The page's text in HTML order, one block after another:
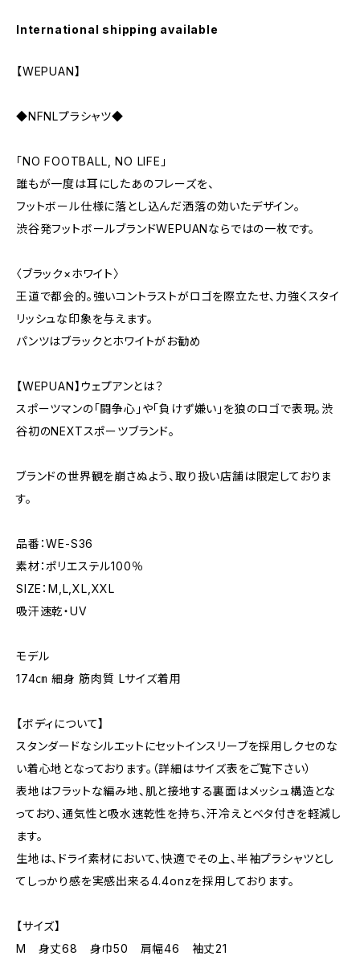
International shipping available
【WEPUAN】
◆NFNLプラシャツ◆
「NO FOOTBALL, NO LIFE」
誰もが一度は耳にしたあのフレーズを、
フットボール仕様に落とし込んだ洒落の効いたデザイン。
渋谷発フットボールブランドWEPUANならではの一枚です。
〈ブラック×ホワイト〉
王道で都会的。強いコントラストがロゴを際立たせ、力強くスタイ
リッシュな印象を与えます。
パンツはブラックとホワイトがお勧め
【WEPUAN】ウェプアンとは？
スポーツマンの「闘争心」や「負けず嫌い」を狼のロゴで表現。渋
谷初のNEXTスポーツブランド。
ブランドの世界観を崩さぬよう、取り扱い店舗は限定しておりま
す。
品番：WE-S36
素材：ポリエステル100％
SIZE：M,L,XL,XXL
吸汗速乾・UV
モデル
174㎝ 細身 筋肉質 Lサイズ着用
【ボディについて】
スタンダードなシルエットにセットインスリーブを採用しクセのな
い着心地となっております。（詳細はサイズ表をご覧下さい）
表地はフラットな編み地、肌と接地する裏面はメッシュ構造とな
っており、通気性と吸水速乾性を持ち、汗冷えとベタ付きを軽減し
ます。
生地は、ドライ素材において、快適でその上、半袖プラシャツとし
てしっかり感を実感出来る4.4onzを採用しております。
【サイズ】
M 身丈68 身巾50 肩幅46 袖丈21